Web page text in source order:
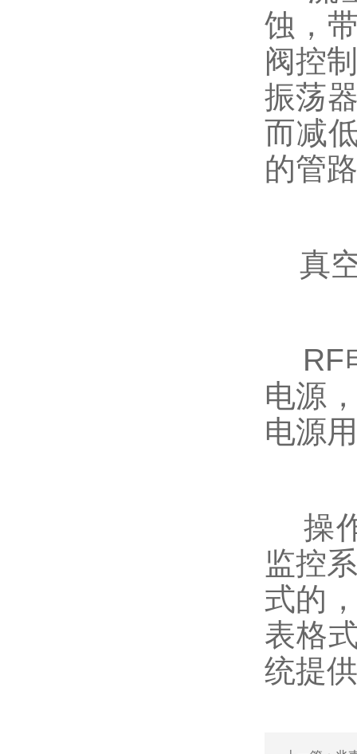
蚀，
阀控
振荡
而减
的管
真空
RF
电源
电源
操作
监控
式的
表格
统提